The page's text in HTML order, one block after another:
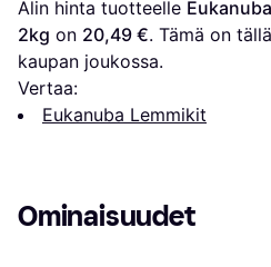
Alin hinta tuotteelle
2kg on 20,49 €. Tämä on
kaupan joukossa.
Vertaa:
Eukanuba Lemmikit
Ominaisuudet